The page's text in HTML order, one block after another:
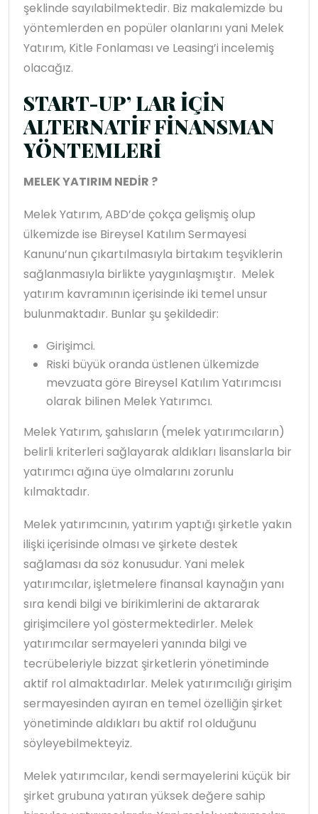
şeklinde sayılabilmektedir. Biz makalemizde bu
yöntemlerden en popüler olanlarını yani Melek
Yatırım, Kitle Fonlaması ve Leasing’i incelemiş
olacağız.
START-UP’ LAR İÇİN
ALTERNATİF FİNANSMAN
YÖNTEMLERİ
MELEK YATIRIM NEDİR ?
Melek Yatırım, ABD’de çokça gelişmiş olup
ülkemizde ise Bireysel Katılım Sermayesi
Kanunu’nun çıkartılmasıyla birtakım teşviklerin
sağlanmasıyla birlikte yaygınlaşmıştır. Melek
yatırım kavramının içerisinde iki temel unsur
bulunmaktadır. Bunlar şu şekildedir:
Girişimci.
Riski büyük oranda üstlenen ülkemizde
mevzuata göre Bireysel Katılım Yatırımcısı
olarak bilinen Melek Yatırımcı.
Melek Yatırım, şahısların (melek yatırımcıların)
belirli kriterleri sağlayarak aldıkları lisanslarla bir
yatırımcı ağına üye olmalarını zorunlu
kılmaktadır.
Melek yatırımcının, yatırım yaptığı şirketle yakın
ilişki içerisinde olması ve şirkete destek
sağlaması da söz konusudur. Yani melek
yatırımcılar, işletmelere finansal kaynağın yanı
sıra kendi bilgi ve birikimlerini de aktararak
girişimcilere yol göstermektedirler. Melek
yatırımcılar sermayeleri yanında bilgi ve
tecrübeleriyle bizzat şirketlerin yönetiminde
aktif rol almaktadırlar. Melek yatırımcılığı girişim
sermayesinden ayıran en temel özelliğin şirket
yönetiminde aldıkları bu aktif rol olduğunu
söyleyebilmekteyiz.
Melek yatırımcılar, kendi sermayelerini küçük bir
şirket grubuna yatıran yüksek değere sahip